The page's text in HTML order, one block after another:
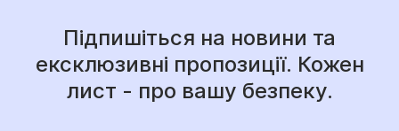
Підпишіться на новини та
ексклюзивні пропозиції. Кожен
лист - про вашу безпеку.